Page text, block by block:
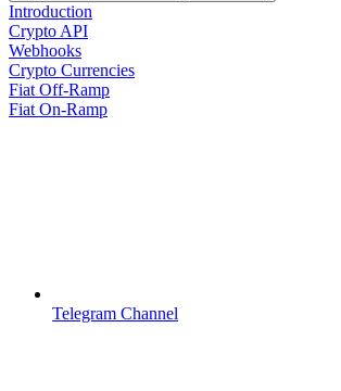
Introduction
Crypto API
Webhooks
Crypto Currencies
Fiat Off-Ramp
Fiat On-Ramp
Telegram Channel